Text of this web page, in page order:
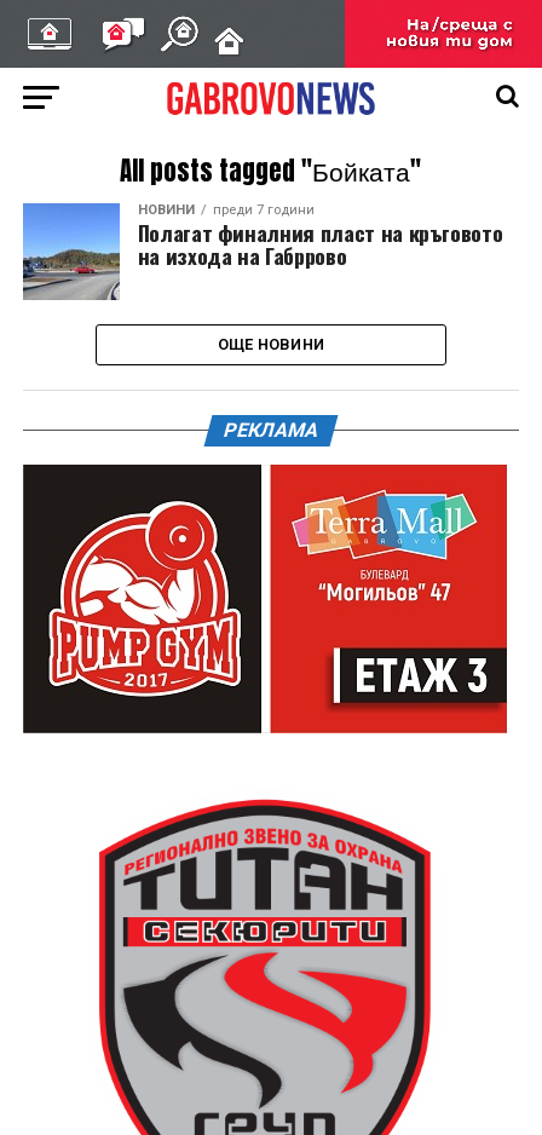
All posts tagged "Бойката"
НОВИНИ преди 7 години
Полагат финалния пласт на кръговото
на изхода на Габррово
ОЩЕ НОВИНИ
РЕКЛАМА